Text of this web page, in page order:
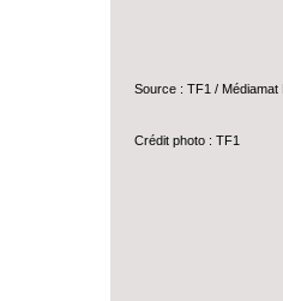
Source : TF1 / Médiamat
Crédit photo : TF1